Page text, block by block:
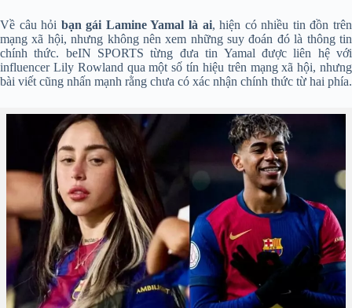
Về câu hỏi bạn gái Lamine Yamal là ai, hiện có nhiều tin đồn trên
mạng xã hội, nhưng không nên xem những suy đoán đó là thông tin
chính thức. beIN SPORTS từng đưa tin Yamal được liên hệ với
influencer Lily Rowland qua một số tín hiệu trên mạng xã hội, nhưng
bài viết cũng nhấn mạnh rằng chưa có xác nhận chính thức từ hai phía.